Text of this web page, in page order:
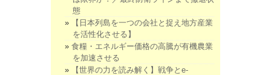
態
【日本列島を一つの会社と捉え地方産業
を活性化させる】
食糧・エネルギー価格の高騰が有機農業
を加速させる
【世界の力を読み解く】戦争とe-